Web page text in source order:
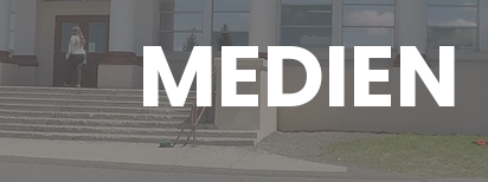
MEDIEN